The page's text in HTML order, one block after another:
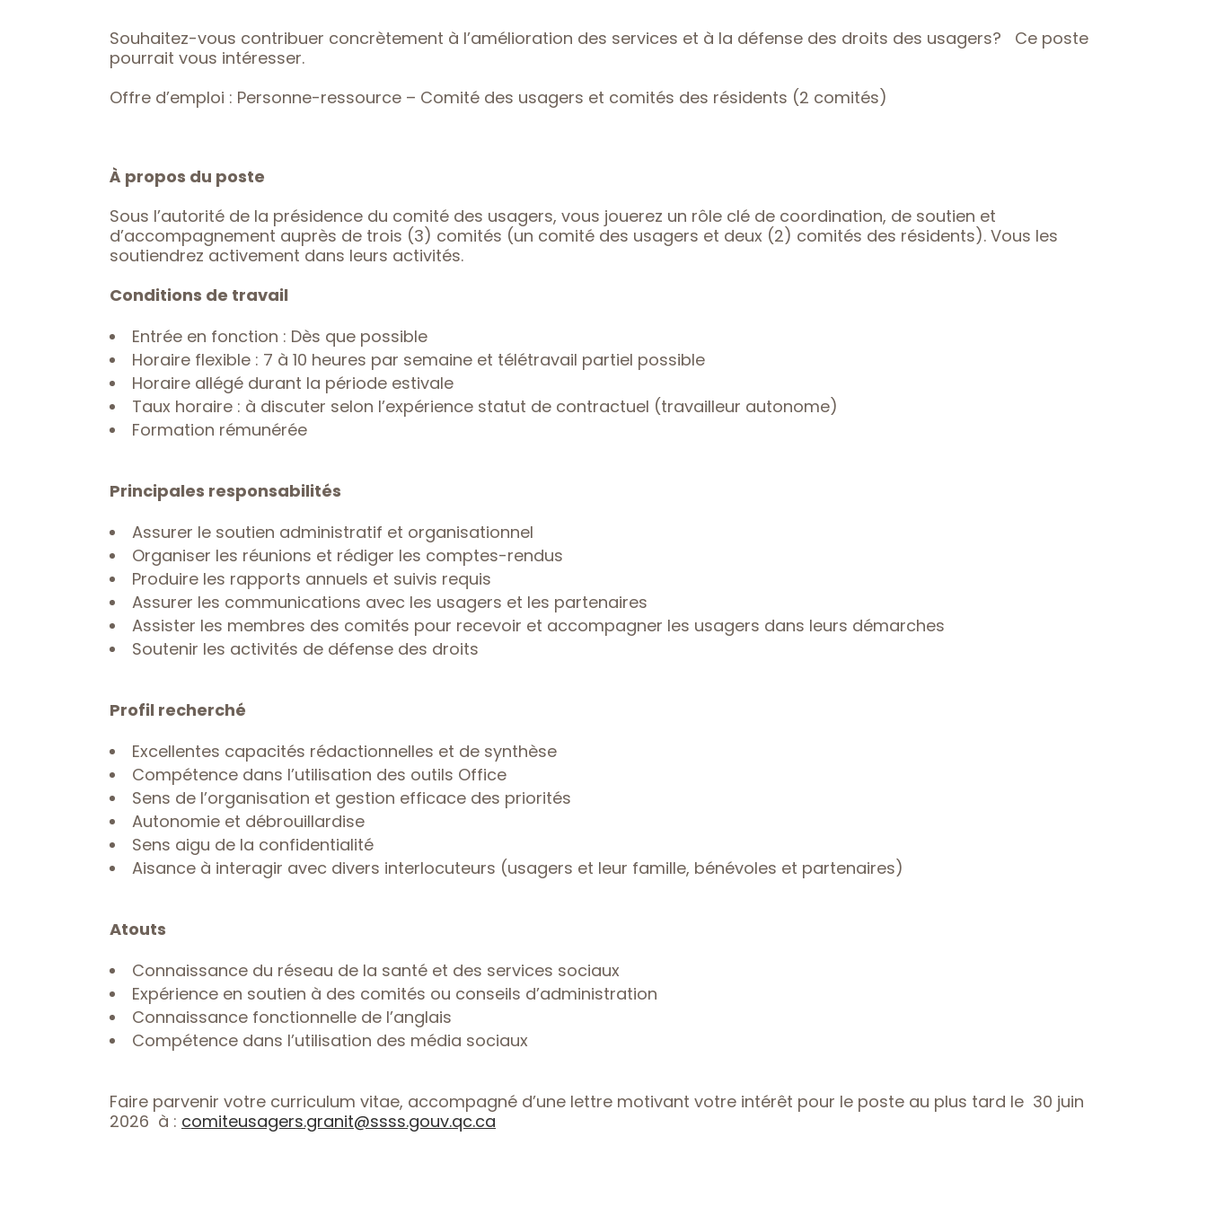
Souhaitez-vous contribuer concrètement à l’amélioration des services et à la défense des droits des usagers? Ce poste
pourrait vous intéresser.
Offre d’emploi : Personne-ressource – Comité des usagers et comités des résidents (2 comités)
À propos du poste
Sous l’autorité de la présidence du comité des usagers, vous jouerez un rôle clé de coordination, de soutien et
d’accompagnement auprès de trois (3) comités (un comité des usagers et deux (2) comités des résidents). Vous les
soutiendrez activement dans leurs activités.
Conditions de travail
Entrée en fonction : Dès que possible
Horaire flexible : 7 à 10 heures par semaine et télétravail partiel possible
Horaire allégé durant la période estivale
Taux horaire : à discuter selon l’expérience statut de contractuel (travailleur autonome)
Formation rémunérée
Principales responsabilités
Assurer le soutien administratif et organisationnel
Organiser les réunions et rédiger les comptes-rendus
Produire les rapports annuels et suivis requis
Assurer les communications avec les usagers et les partenaires
Assister les membres des comités pour recevoir et accompagner les usagers dans leurs démarches
Soutenir les activités de défense des droits
Profil recherché
Excellentes capacités rédactionnelles et de synthèse
Compétence dans l’utilisation des outils Office
Sens de l’organisation et gestion efficace des priorités
Autonomie et débrouillardise
Sens aigu de la confidentialité
Aisance à interagir avec divers interlocuteurs (usagers et leur famille, bénévoles et partenaires)
Atouts
Connaissance du réseau de la santé et des services sociaux
Expérience en soutien à des comités ou conseils d’administration
Connaissance fonctionnelle de l’anglais
Compétence dans l’utilisation des média sociaux
Faire parvenir votre curriculum vitae, accompagné d’une lettre motivant votre intérêt pour le poste au plus tard le 30 juin
2026 à : comiteusagers.granit@ssss.gouv.qc.ca